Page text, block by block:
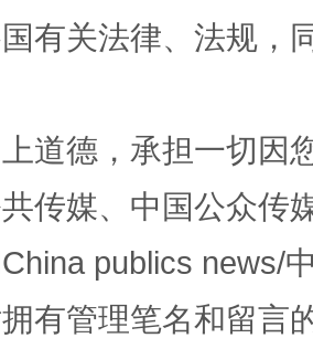
赛在茂县开幕 规模
有关法律、法规，
道德，承担一切因
传媒、中国公众传
publics news/
有管理笔名和留言